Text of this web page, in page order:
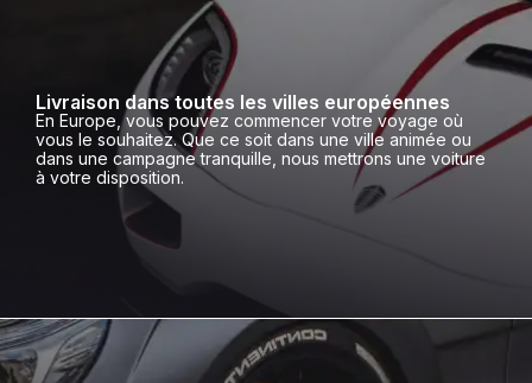
Livraison dans toutes les villes européennes
En Europe, vous pouvez commencer votre voyage où
vous le souhaitez. Que ce soit dans une ville animée ou
dans une campagne tranquille, nous mettrons une voiture
à votre disposition.